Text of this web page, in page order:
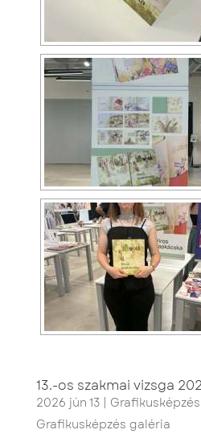
13.-os szakmai vizsga
2026 jún 13|
Grafikusképzés galéria